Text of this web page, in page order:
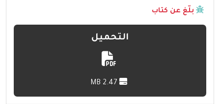
بلّغ عن كتاب
التحميل